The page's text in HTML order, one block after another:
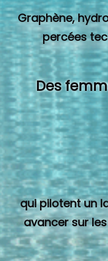
Graphène,
percées
Des
qui pilotent un
avancer sur